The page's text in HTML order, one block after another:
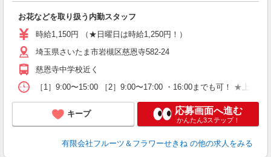
お花などを取り扱う内勤スタッフ
時給1,150円 （★日曜日は時給1,250円！）
埼玉県さいたま市岩槻区慈恩寺582-24
慈恩寺中学校近く
［1］9:00〜15:00 ［2］9:00〜17:00 ・16:00までも可！ ★上記
キープ 応募画面へ進む
かんたん3ステップ！
有限会社フルーツ＆フラワーせきね の他の求人をみる